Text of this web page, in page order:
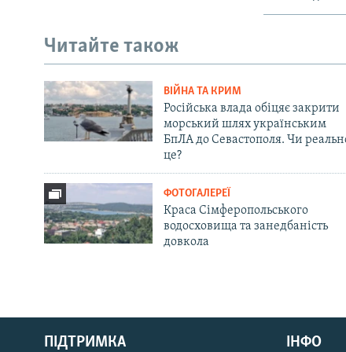
Русский
Qırımtatar
Читайте також
ВІЙНА ТА КРИМ
Російська влада обіцяє закрити
морський шлях українським
БпЛА до Севастополя. Чи
це?
ФОТОГАЛЕРЕЇ
Краса Сімферопольського
водосховища та занедбаність
довкола
ПІДТРИМКА ІНФО